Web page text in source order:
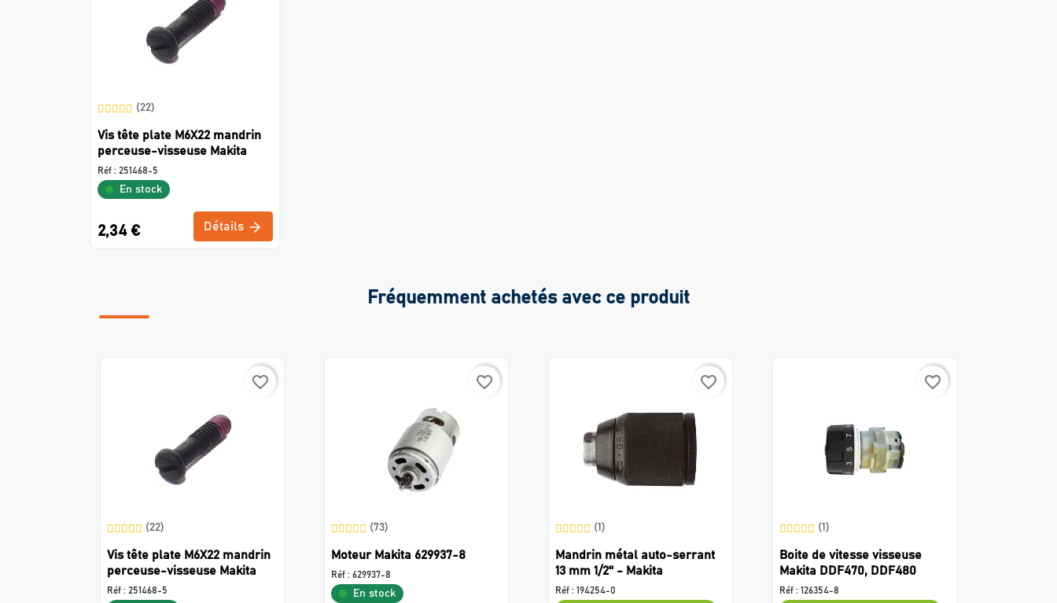
(22)
Vis tête plate M6X22 mandrin
perceuse-visseuse Makita
Réf : 251468-5
En stock
2,34 € Détails
Fréquemment achetés avec ce produit
favorite_border
(22)
Vis tête plate M6X22 mandrin
perceuse-visseuse Makita
Réf : 251468-5
favorite_border
(73)
Moteur Makita 629937-8
Réf : 629937-8
En stock
favorite_border
(1)
Mandrin métal auto-serrant
13 mm 1/2'' - Makita
Réf : 194254-0
favorite_border
(1)
Boite de vitesse visseuse
Makita DDF470, DDF480
Réf : 126354-8